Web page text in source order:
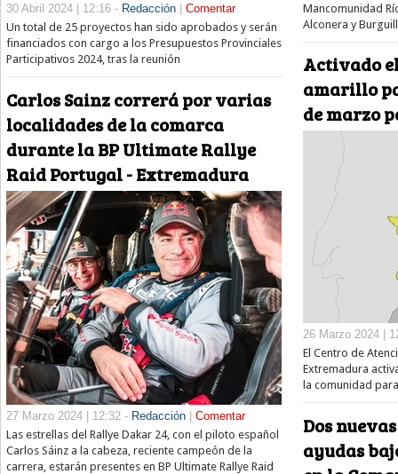
30 Abril 2024 | 12:16 - Redacción| Comentar
Un total de 25 proyectos han sido aprobados y serán
financiados con cargo a los Presupuestos Provinciales
Participativos 2024, tras la reunión
Carlos Sainz correrá por varias
localidades de la comarca
durante la BP Ultimate Rallye
Raid Portugal - Extremadura
27 Marzo 2024 | 12:32 - Redacción| Comentar
Las estrellas del Rallye Dakar 24, con el piloto español
Carlos Sáinz a la cabeza, reciente campeón de la
carrera, estarán presentes en BP Ultimate Rallye Raid
Mancomunidad
Alconera y
Activado
amarillo
de marzo
26 Marzo 2024 |
El Centro de
Extremadura
la comunidad
Dos
ayudas